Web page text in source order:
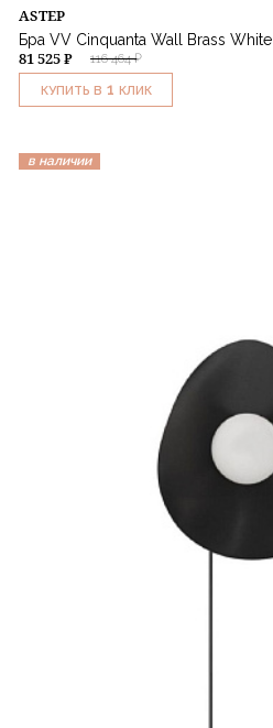
ASTEP
Бра VV Cinquanta Wall Brass White
116 464 ₽
81 525 ₽
КУПИТЬ В 1 КЛИК
в наличии